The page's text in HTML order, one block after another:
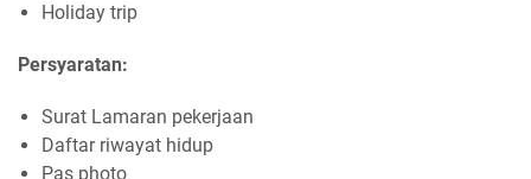
Holiday trip
Persyaratan:
Surat Lamaran pekerjaan
Daftar riwayat hidup
Pas photo